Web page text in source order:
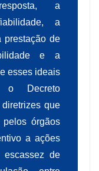
a
a
prestação de
e a
esses ideais
o Decreto
que
pelos órgãos
a ações
escassez de